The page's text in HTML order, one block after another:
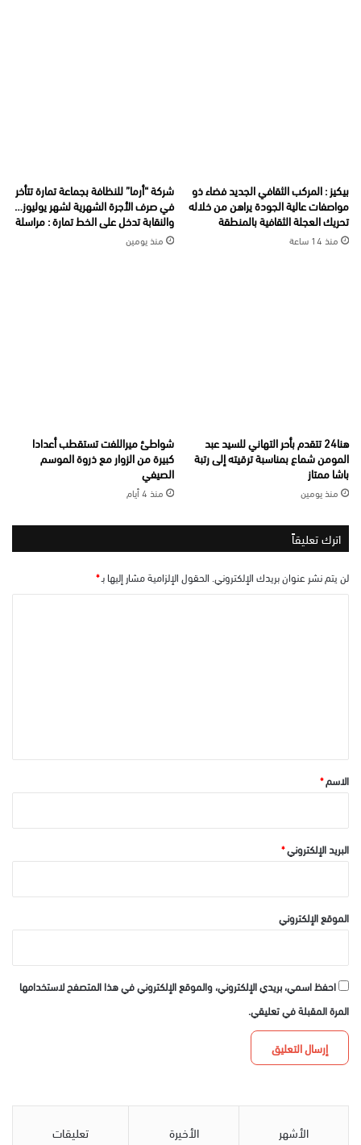
بيكيز : المركب الثقافي الجديد فضاء ذو
مواصفات عالية الجودة يراهن من خلاله
تحريك العجلة الثقافية بالمنطقة
منذ 14 ساعة
شركة “أرما” للنظافة بجماعة تمارة تتأخر
في صرف الأجرة الشهرية لشهر يوليوز…
والنقابة تدخل على الخط تمارة : مراسلة
منذ يومين
هنا24 تتقدم بأحر التهاني للسيد عبد
المومن شماع بمناسبة ترقيته إلى رتبة
باشا ممتاز
منذ يومين
شواطئ ميراللفت تستقطب أعدادا
كبيرة من الزوار مع ذروة الموسم
الصيفي
منذ 4 أيام
اترك تعليقاً
لن يتم نشر عنوان بريدك الإلكتروني. الحقول الإلزامية مشار إليها بـ*
*الاسم*
البريد الإلكتروني*
الموقع الإلكتروني
احفظ اسمي، بريدي الإلكتروني، والموقع الإلكتروني في هذا المتصفح لاستخدامها
المرة المقبلة في تعليقي.
الأشهر الأخيرة تعليقات